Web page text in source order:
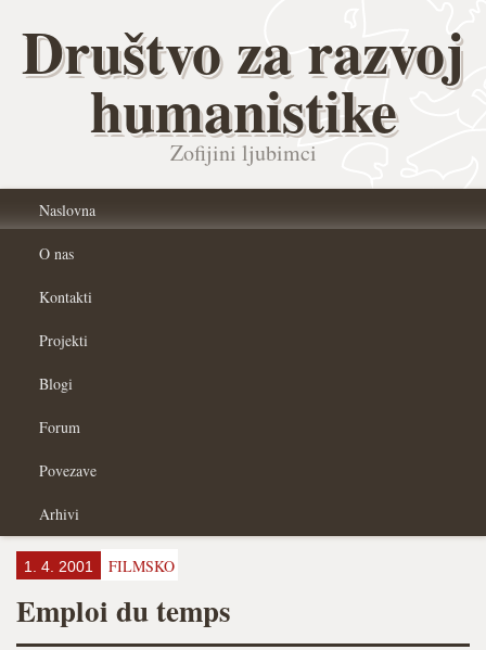
Društvo za razvoj
humanistike
Zofijini ljubimci
Naslovna
O nas
Kontakti
Projekti
Blogi
Forum
Povezave
Arhivi
1. 4. 2001 FILMSKO
Emploi du temps